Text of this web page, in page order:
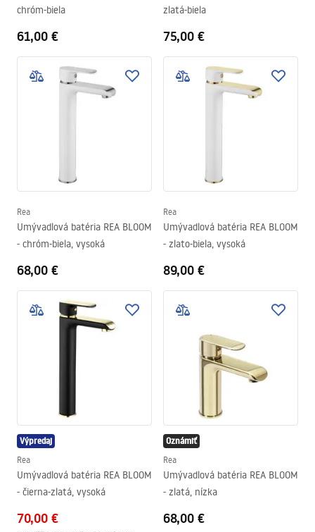
chróm-biela
61,00 €
zlatá-biela
75,00 €
Rea
Umývadlová batéria REA BLOOM
- chróm-biela, vysoká
68,00 €
Rea
Umývadlová batéria REA BLOOM
- zlato-biela, vysoká
89,00 €
Výpredaj
Rea
Umývadlová batéria REA BLOOM
- čierna-zlatá, vysoká
70,00 €
Oznámiť
Rea
Umývadlová batéria REA BLOOM
- zlatá, nízka
68,00 €